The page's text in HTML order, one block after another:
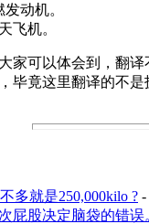
动机。
飞机。
家可以体会到，翻
毕竟这里翻译的不是
多就是250,000kilo ? -
屁股决定脑袋的错误